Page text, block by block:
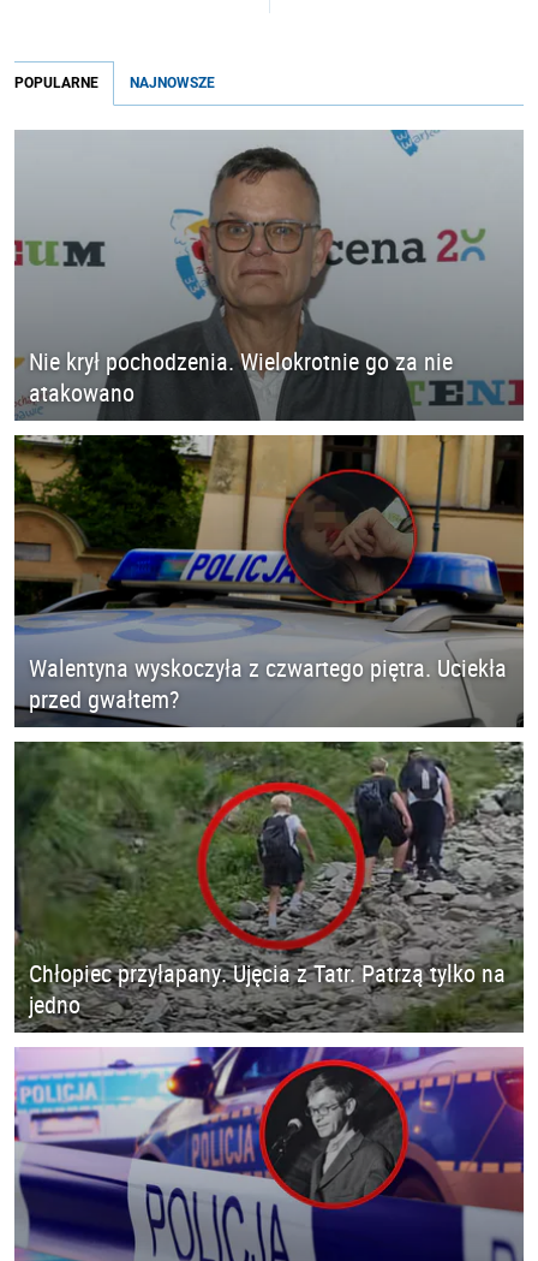
POPULARNE NAJNOWSZE
Nie krył pochodzenia. Wielokrotnie go za nie
atakowano
Walentyna wyskoczyła z czwartego piętra. Uciekła
przed gwałtem?
Chłopiec przyłapany. Ujęcia z Tatr. Patrzą tylko na
jedno